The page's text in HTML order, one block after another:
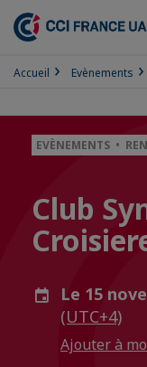
Accueil Evènements
EVÈNEMENTS •
Club
Le 15
(UTC+4)
Ajouter à